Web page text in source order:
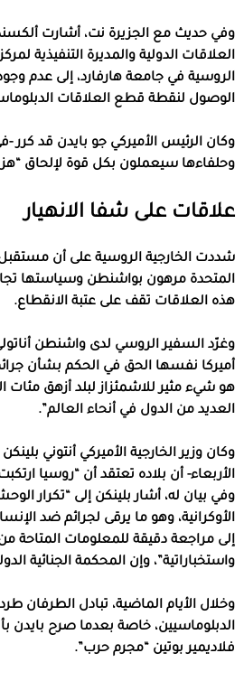
وفي حديث مع الجزيرة نت، أشارت
العلاقات الدولية والمديرة التنفيذية
الروسية في جامعة هارفارد، إلى عدم
الوصول لنقطة قطع العلاقات
وكان الرئيس الأميركي جو بايدن قد كرر -
وحلفاءها سيعملون بكل قوة لإلحاق
علاقات على شفا الانهيار
شددت الخارجية الروسية على أن مستقبل
المتحدة مرهون بواشنطن وسياستها
هذه العلاقات تقف على عتبة الانقطاع.
وغرّد السفير الروسي لدى واشنطن
أميركا نفسها الحق في الحكم بشأن
هو شيء مثير للاشمئزاز لبلد أزهق مئات
العديد من الدول في أنحاء العالم”.
وكان وزير الخارجية الأميركي أنتوني
الأربعاء- أن بلاده تعتقد أن “روسيا
وفي بيان له، أشار بلينكن إلى “تكرار
الأوكرانية، وهو ما يرقى لجرائم ضد
إلى مراجعة دقيقة للمعلومات المتاحة
واستخباراتية”، وإن المحكمة الجنائية
وخلال الأيام الماضية، تبادل الطرفان
الدبلوماسيين، خاصة بعدما صرح بايدن
فلاديمير بوتين “مجرم حرب”.